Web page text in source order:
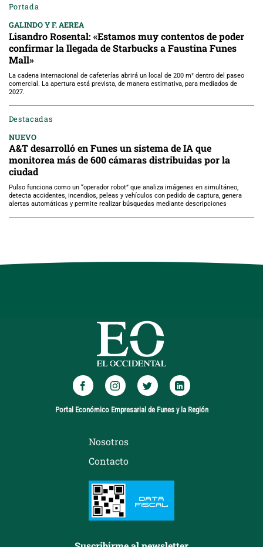
Portada
GALINDO Y F. AEREA
Lisandro Rosental: «Estamos muy contentos de poder
confirmar la llegada de Starbucks a Faustina Funes
Mall»
La cadena internacional de cafeterías abrirá un local de 200 m² dentro del paseo
comercial. La apertura está prevista, de manera estimativa, para mediados de
2027.
Destacadas
NUEVO
A&T desarrolló en Funes un sistema de IA que
monitorea más de 600 cámaras distribuidas por la
ciudad
Pulso funciona como un “operador robot” que analiza imágenes en simultáneo,
detecta accidentes, incendios, peleas y vehículos con pedido de captura, genera
alertas automáticas y permite realizar búsquedas mediante descripciones
Portal Económico Empresarial de Funes y la Región
Nosotros
Contacto